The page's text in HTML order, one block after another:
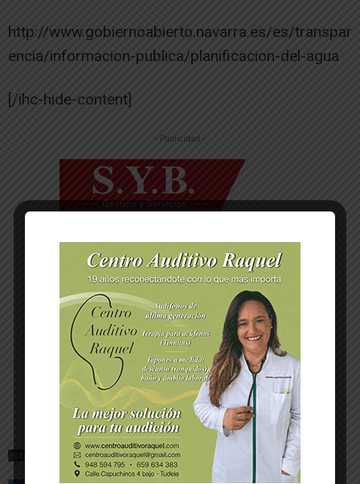
http://www.gobiernoabierto.navarra.es/es/transpar
encia/informacion-publica/planificacion-del-agua
[/ihc-hide-content]
-- Publicidad --
AGUA CANAL DE NAVARRA RIBERA